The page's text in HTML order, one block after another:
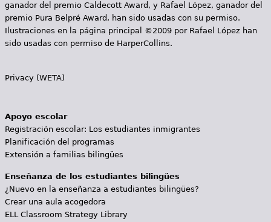
ganador del premio Caldecott Award, y Rafael López, ganador del
premio Pura Belpré Award, han sido usadas con su permiso.
Ilustraciones en la página principal ©2009 por Rafael López han
sido usadas con permiso de HarperCollins.
Privacy (WETA)
Apoyo escolar
Registración escolar: Los estudiantes inmigrantes
Planificación del programas
Extensión a familias bilingües
Enseñanza de los estudiantes bilingües
¿Nuevo en la enseñanza a estudiantes bilingües?
Crear una aula acogedora
ELL Classroom Strategy Library